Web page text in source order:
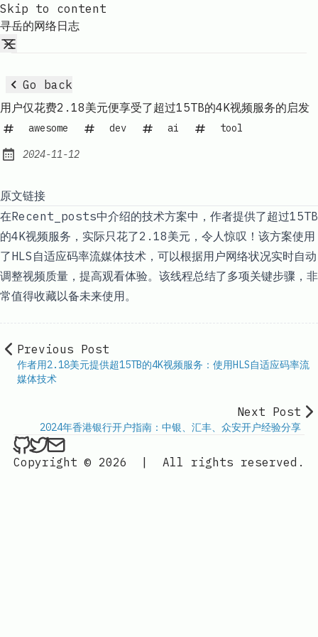
Skip to content
寻岳的网络日志
Go back
用户仅花费2.18美元便享受了超过15TB的4K视频服务的启发
awesome dev ai tool
Published:
2024-11-12
原文链接
在Recent_posts中介绍的技术方案中，作者提供了超过15TB
的4K视频服务，实际只花了2.18美元，令人惊叹！该方案使用
了HLS自适应码率流媒体技术，可以根据用户网络状况实时自动
调整视频质量，提高观看体验。该线程总结了多项关键步骤，非
常值得收藏以备未来使用。
Previous Post
作者用2.18美元提供超15TB的4K视频服务：使用HLS自适应码率流
媒体技术
Next Post
2024年香港银行开户指南：中银、汇丰、众安开户经验分享
ethan4768 on Github
ethan4768 on Twitter
Send an email to
Copyright © 2026
All rights reserved.